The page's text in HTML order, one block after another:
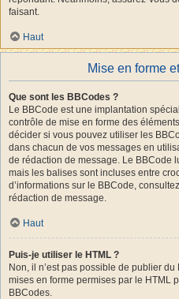
faisant.
Haut
Mise en forme
Que sont les BBCodes ?
Le BBCode est une implantation
contrôle de mise en forme des
décider si vous pouvez utiliser les
dans chacun de vos messages en
de rédaction de message. Le BBCode
mais les balises sont incluses entre
d’informations sur le BBCode,
rédaction de message.
Haut
Puis-je utiliser le HTML ?
Non, il n’est pas possible de publier
mises en forme permises par le HTML
BBCodes.